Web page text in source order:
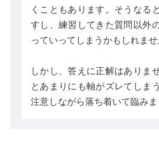
くこともあります。そうなる
すし、練習してきた質問以外
っていってしまうかもしれませ
しかし、答えに正解はありま
とあまりにも軸がズレてしま
注意しながら落ち着いて臨みま